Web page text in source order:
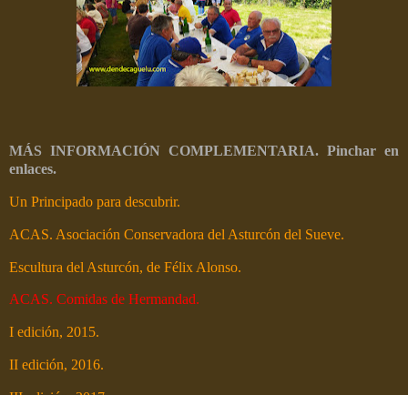
MÁS INFORMACIÓN COMPLEMENTARIA. Pinchar en
enlaces.
Un Principado para descubrir.
ACAS. Asociación Conservadora del Asturcón del Sueve.
Escultura del Asturcón, de Félix Alonso.
ACAS. Comidas de Hermandad.
I edición, 2015.
II edición, 2016.